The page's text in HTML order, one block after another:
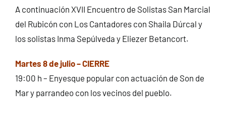
A continuación XVII Encuentro de Solistas San Marcial
del Rubicón con Los Cantadores con Shaila Dúrcal y
los solistas Inma Sepúlveda y Eliezer Betancort.
Martes 8 de julio – CIERRE
19:00 h – Enyesque popular con actuación de Son de
Mar y parrandeo con los vecinos del pueblo.